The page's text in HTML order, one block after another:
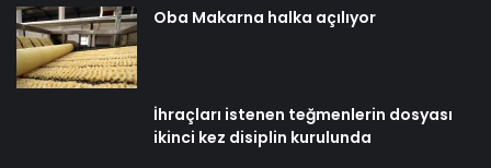
Oba Makarna halka açılıyor
İhraçları istenen teğmenlerin dosyası
ikinci kez disiplin kurulunda